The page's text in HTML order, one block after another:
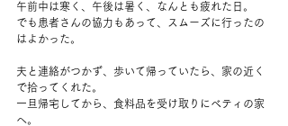
午前中は寒く、午後は暑く、なんとも疲れた日。
でも患者さんの協力もあって、スムーズに行ったの
はよかった。
夫と連絡がつかず、歩いて帰っていたら、家の近く
で拾ってくれた。
一旦帰宅してから、食料品を受け取りにベティの家
へ。